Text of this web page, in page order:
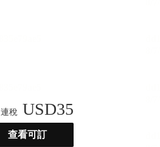
連稅 USD35
查看可訂